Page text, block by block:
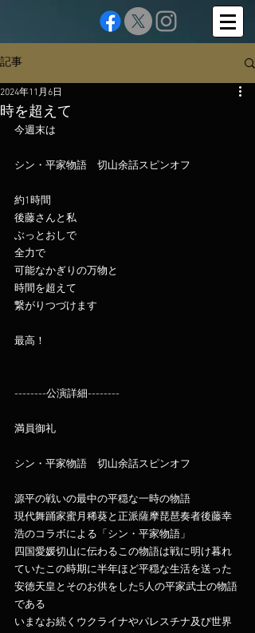
記事
時を超えて
2024年11月6日
今週末は
シン・平家物語　切山余話スピンオフ
約1時間
後藤さんと私
ぶっとおしで
全力で
可能なかぎりの万物と
時間を超えて
繋がりつづけます
最高！
--------公演詳細--------
満員御礼
シン・平家物語　切山余話スピンオフ
源平の戦いの最中の平穏な一時の物語
現代舞踊家蜜月稀葵と正派薩摩琵琶奏者後藤幸
浩のコラボによる「シン・平家物語」
四国愛媛切山に伝わるこの物語は戦に明け暮れ
ていたこの時期に半年ほど平穏な生活を送った
安徳天皇とそのお供をした5人の平家武士の物語
である
いまなお続くウクライナやパレスチナ及び世界